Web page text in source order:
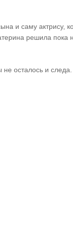
и саму актрису,
решила пока
не осталось и